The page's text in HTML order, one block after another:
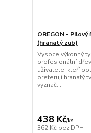
OREGON -
(hranatý zub)
Vysoce výkonný
profesionální
uživatele, kteří
preferují hranatý
vyznač...
438 Kč/ks
362 Kč bez DPH